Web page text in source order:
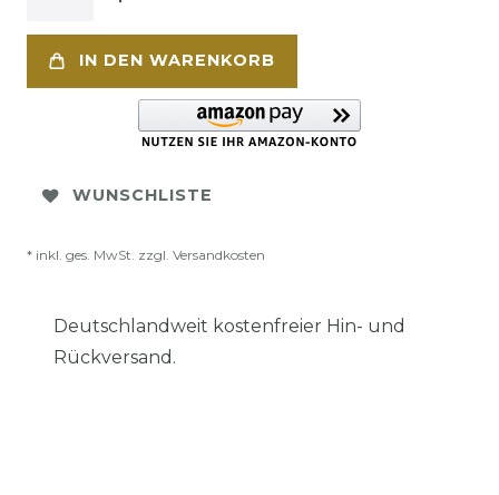
IN DEN WARENKORB
WUNSCHLISTE
* inkl. ges. MwSt. zzgl. Versandkosten
Deutschlandweit kostenfreier Hin- und
Rückversand.